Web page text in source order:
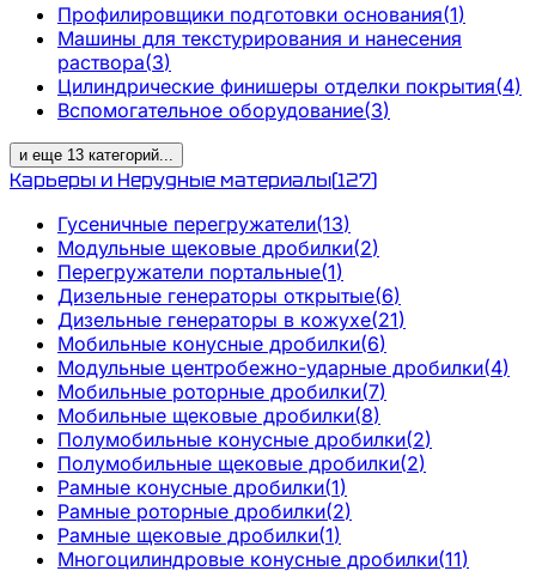
Профилировщики подготовки основания(1)
Машины для текстурирования и нанесения
раствора(3)
Цилиндрические финишеры отделки покрытия(4)
Вспомогательное оборудование(3)
и еще 13 категорий...
Карьеры и Нерудные материалы(127)
Гусеничные перегружатели(13)
Модульные щековые дробилки(2)
Перегружатели портальные(1)
Дизельные генераторы открытые(6)
Дизельные генераторы в кожухе(21)
Мобильные конусные дробилки(6)
Модульные центробежно-ударные дробилки(4)
Мобильные роторные дробилки(7)
Мобильные щековые дробилки(8)
Полумобильные конусные дробилки(2)
Полумобильные щековые дробилки(2)
Рамные конусные дробилки(1)
Рамные роторные дробилки(2)
Рамные щековые дробилки(1)
Многоцилиндровые конусные дробилки(11)